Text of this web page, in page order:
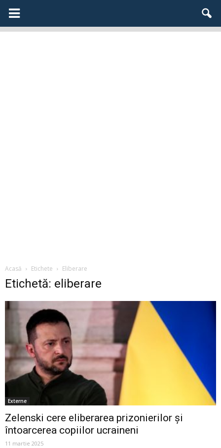
Acasă Etichete Eliberare
Etichetă: eliberare
Externe
Zelenski cere eliberarea prizonierilor și
întoarcerea copiilor ucraineni
11 martie 2025